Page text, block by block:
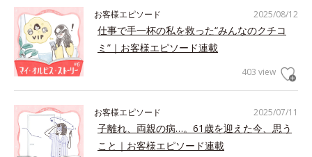
2025/08/12
お客様エピソード
仕事で手一杯の私を救った“みんなのクチコ
ミ”｜お客様エピソード連載
403 view
2025/07/11
お客様エピソード
子離れ、両親の病…。61歳を迎えた今、思う
こと｜お客様エピソード連載